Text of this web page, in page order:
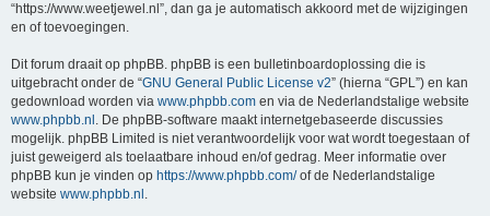
“https://www.weetjewel.nl”, dan ga je automatisch akkoord met de wijzigingen
en of toevoegingen.
Dit forum draait op phpBB. phpBB is een bulletinboardoplossing die is
uitgebracht onder de “GNU General Public License v2” (hierna “GPL”) en kan
gedownload worden via www.phpbb.com en via de Nederlandstalige website
www.phpbb.nl . De phpBB-software maakt internetgebaseerde discussies
mogelijk. phpBB Limited is niet verantwoordelijk voor wat wordt toegestaan of
juist geweigerd als toelaatbare inhoud en/of gedrag. Meer informatie over
phpBB kun je vinden op https://www.phpbb.com/of de Nederlandstalige
website www.phpbb.nl .